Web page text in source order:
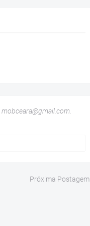
mobceara@gmail.com.
Próxima Postagem